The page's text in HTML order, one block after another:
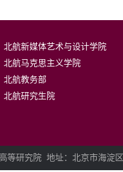
北航新媒体艺术与设计学院
北航马克思主义学院
北航教务部
北航研究生院
等研究院 地址：北京市海淀